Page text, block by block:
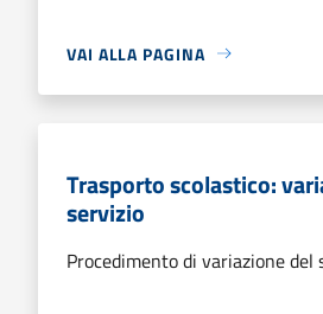
VAI ALLA PAGINA
Trasporto scolastico:
servizio
Procedimento di variazione del